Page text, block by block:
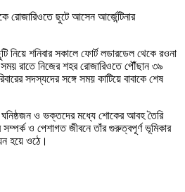
রোজারিওতে ছুটে আসেন আর্জেন্টিনার
নিয়ে শনিবার সকালে ফোর্ট লডারডেল থেকে রওনা
সময় রাতে নিজের শহর রোজারিওতে পৌঁছান ৩৯
সদস্যদের সঙ্গে সময় কাটিয়ে বাবাকে শেষ
ঘনিষ্ঠজন ও ভক্তদের মধ্যে শোকের আবহ তৈরি
সম্পর্ক ও পেশাগত জীবনে তাঁর গুরুত্বপূর্ণ ভূমিকার
হয়ে ওঠে।